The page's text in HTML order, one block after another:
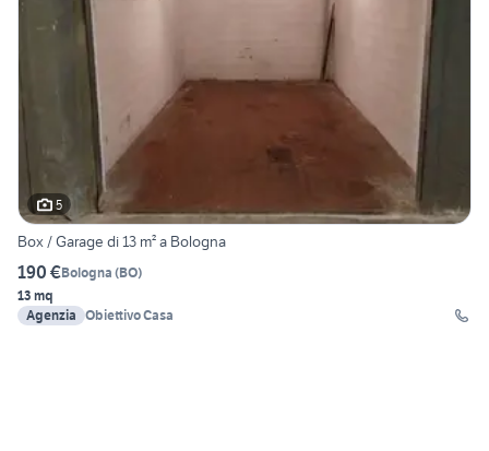
5
Box / Garage di 13 m² a Bologna
190 €Bologna (BO)
13 mq
Agenzia Obiettivo Casa